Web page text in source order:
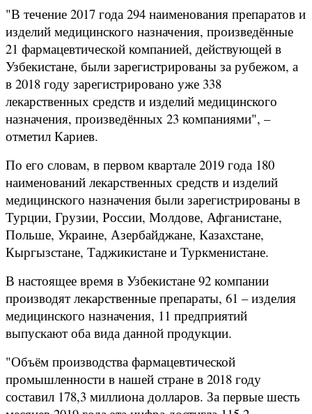
"В течение 2017 года 294 наименования препаратов и
изделий медицинского назначения, произведённые
21 фармацевтической компанией, действующей в
Узбекистане, были зарегистрированы за рубежом, а
в 2018 году зарегистрировано уже 338
лекарственных средств и изделий медицинского
назначения, произведённых 23 компаниями", –
отметил Кариев.
По его словам, в первом квартале 2019 года 180
наименований лекарственных средств и изделий
медицинского назначения были зарегистрированы в
Турции, Грузии, России, Молдове, Афганистане,
Польше, Украине, Азербайджане, Казахстане,
Кыргызстане, Таджикистане и Туркменистане.
В настоящее время в Узбекистане 92 компании
производят лекарственные препараты, 61 – изделия
медицинского назначения, 11 предприятий
выпускают оба вида данной продукции.
"Объём производства фармацевтической
промышленности в нашей стране в 2018 году
составил 178,3 миллиона долларов. За первые шесть